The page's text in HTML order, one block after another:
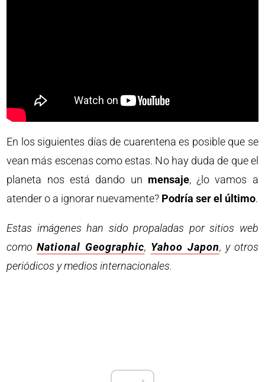
En los siguientes días de cuarentena es posible que se
vean más escenas como estas. No hay duda de que el
planeta nos está dando un mensaje, ¿lo vamos a
atender o a ignorar nuevamente? Podría ser el último.
Estas imágenes han sido propaladas por sitios web
comoNational Geographic, Yahoo Japon, y otros
periódicos y medios internacionales.